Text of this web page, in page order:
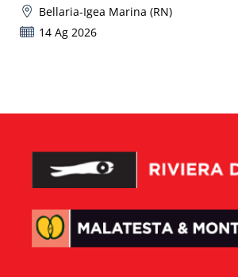
Bellaria-Igea Marina (RN)
14 Ag 2026